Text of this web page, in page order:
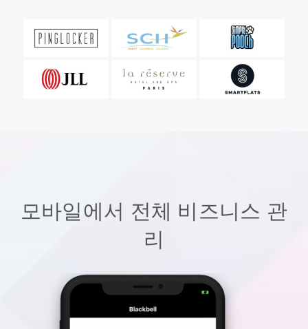
모바일에서 전체 비즈니스 관
리